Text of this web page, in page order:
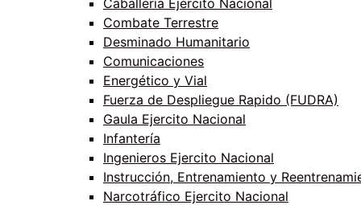
Caballería Ejercito Nacional
Combate Terrestre
Desminado Humanitario
Comunicaciones
Energético y Vial
Fuerza de Despliegue Rapido (FUDRA)
Gaula Ejercito Nacional
Infantería
Ingenieros Ejercito Nacional
Instrucción, Entrenamiento y
Narcotráfico Ejercito Nacional